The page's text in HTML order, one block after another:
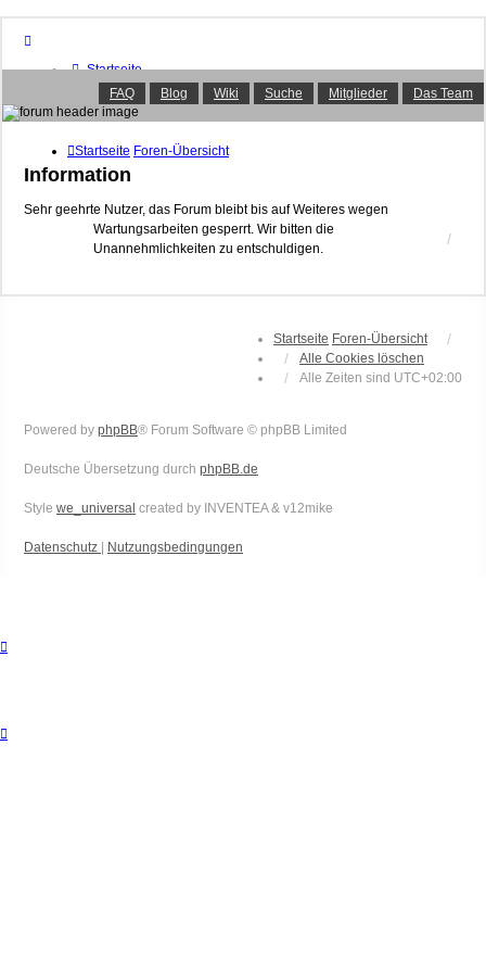
Startseite
Foren-Übersicht
FAQ
Suche
Aktive Themen
Das Team
Anmelden
FAQ Blog Wiki Suche Mitglieder Das Team
Startseite Foren-Übersicht
Information
Sehr geehrte Nutzer, das Forum bleibt bis auf Weiteres wegen
Wartungsarbeiten gesperrt. Wir bitten die
Unannehmlichkeiten zu entschuldigen.
Startseite Foren-Übersicht
Alle Cookies löschen
Alle Zeiten sind UTC+02:00
Powered by phpBB® Forum Software © phpBB Limited
Deutsche Übersetzung durch phpBB.de
Style we_universal created by INVENTEA & v12mike
Datenschutz Nutzungsbedingungen